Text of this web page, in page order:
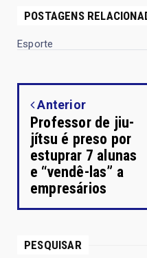
POSTAGENS
Esporte
Anterior
Professor de jiu-
jítsu é preso por
estuprar 7 alunas
e “vendê-las” a
empresários
PESQUISAR